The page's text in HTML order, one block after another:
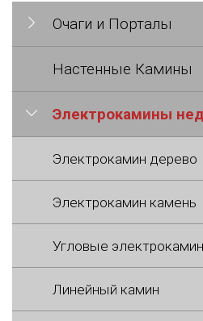
Очаги и Порталы
Настенные Камины
Электрокамины
Электрокамин дерево
Электрокамин камень
Угловые
Линейный камин